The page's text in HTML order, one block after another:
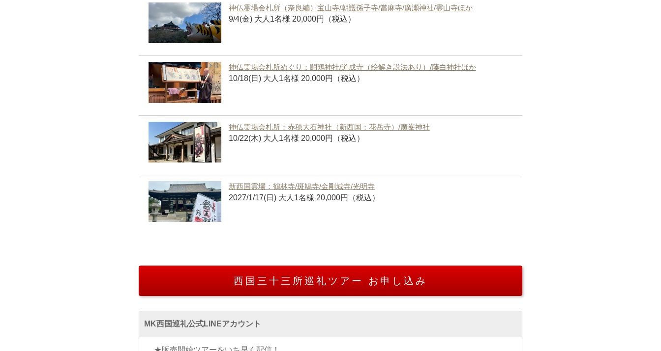
神仏霊場会札所（奈良編）宝山寺/朝護孫子寺/當麻寺/廣瀬神社/霊山寺ほか
9/4(金) 大人1名様 20,000円（税込）
神仏霊場会札所めぐり：闘鶏神社/道成寺（絵解き説法あり）/藤白神社ほか
10/18(日) 大人1名様 20,000円（税込）
神仏霊場会札所：赤穂大石神社（新西国：花岳寺）/廣峯神社
10/22(木) 大人1名様 20,000円（税込）
新西国霊場：鶴林寺/斑鳩寺/金剛城寺/光明寺
2027/1/17(日) 大人1名様 20,000円（税込）
西国三十三所巡礼ツアー お申し込み
MK西国巡礼公式LINEアカウント